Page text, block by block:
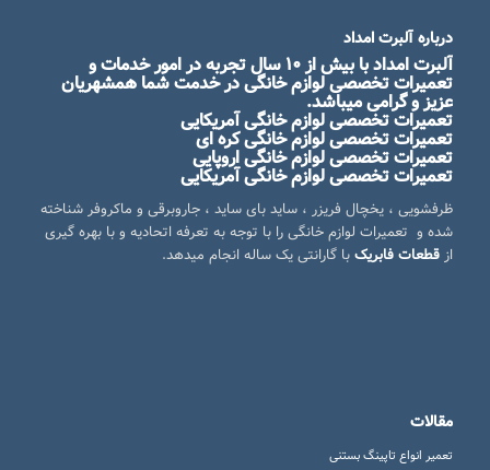
درباره آلبرت امداد
آلبرت امداد با بیش از ۱۰ سال تجربه در امور خدمات و
تعمیرات تخصصی لوازم خانگی در خدمت شما همشهریان
عزیز و گرامی میباشد.
تعمیرات تخصصی لوازم خانگی آمریکایی
تعمیرات تخصصی لوازم خانگی کره ای
تعمیرات تخصصی لوازم خانگی اروپایی
تعمیرات تخصصی لوازم خانگی آمریکایی
ظرفشویی ، یخچال فریزر ، ساید بای ساید ، جاروبرقی و ماکروفر شناخته
شده و تعمیرات لوازم خانگی را با توجه به تعرفه اتحادیه و با بهره گیری
از قطعات فابریکبا گارانتی یک ساله انجام میدهد.
مقالات
تعمیر انواع تاپینگ بستنی